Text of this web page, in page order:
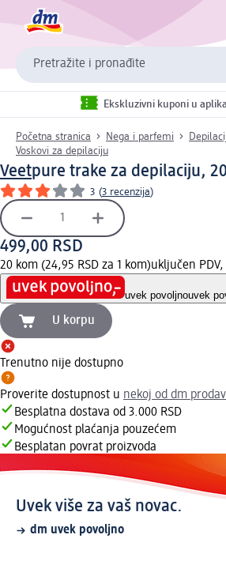
Pretražite i pronađite
Ekskluzivni kuponi u
Početna stranica Nega i parfemi
Voskovi za depilaciju
Veetpure trake za depilaciju,
3 (3 recenzija)
499,00 RSD
20 kom (24,95 RSD za 1 kom)uključen
uvek povoljnouvek
U korpu
Trenutno nije dostupno
Proverite dostupnost u nekoj od dm
Besplatna dostava od 3.000 RSD
Mogućnost plaćanja pouzećem
Besplatan povrat proizvoda
Uvek više za vaš novac.
dm uvek povoljno